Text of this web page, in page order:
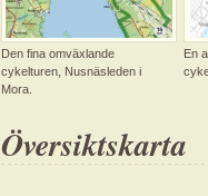
Den fina omväxlande
cykelturen, Nusnäsleden i
Mora.
En
Översiktskarta